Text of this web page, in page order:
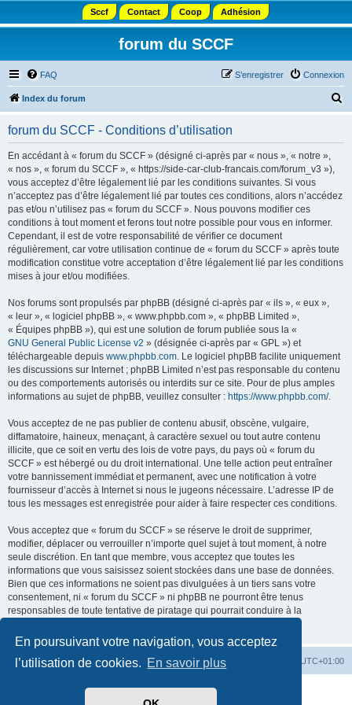
En poursuivant votre navigation, vous acceptez
l’utilisation de cookies. En savoir plus
Sccf Contact Coop Adhésion
forum du SCCF
FAQ Connexion
S’enregistrer
Index du forum
forum du SCCF - Conditions d’utilisation
En accédant à « forum du SCCF » (désigné ci-après par « nous », « notre »,
« nos », « forum du SCCF », « https://side-car-club-francais.com/forum_v3 »),
vous acceptez d’être légalement lié par les conditions suivantes. Si vous
n’acceptez pas d’être légalement lié par toutes ces conditions, alors n’accédez
pas et/ou n’utilisez pas « forum du SCCF ». Nous pouvons modifier ces
conditions à tout moment et ferons tout notre possible pour vous en informer.
Cependant, il est de votre responsabilité de vérifier ce document
régulièrement, car votre utilisation continue de « forum du SCCF » après toute
modification constitue votre acceptation d’être légalement lié par les conditions
mises à jour et/ou modifiées.
Nos forums sont propulsés par phpBB (désigné ci-après par « ils », « eux »,
« leur », « logiciel phpBB », « www.phpbb.com », « phpBB Limited »,
« Équipes phpBB »), qui est une solution de forum publiée sous la «
GNU General Public License v2 » (désignée ci-après par « GPL ») et
téléchargeable depuis www.phpbb.com. Le logiciel phpBB facilite uniquement
les discussions sur Internet ; phpBB Limited n’est pas responsable du contenu
ou des comportements autorisés ou interdits sur ce site. Pour de plus amples
informations au sujet de phpBB, veuillez consulter : https://www.phpbb.com/.
Vous acceptez de ne pas publier de contenu abusif, obscène, vulgaire,
diffamatoire, haineux, menaçant, à caractère sexuel ou tout autre contenu
illicite, que ce soit en vertu des lois de votre pays, du pays où « forum du
SCCF » est hébergé ou du droit international. Une telle action peut entraîner
votre bannissement immédiat et permanent, avec une notification à votre
fournisseur d’accès à Internet si nous le jugeons nécessaire. L’adresse IP de
tous les messages est enregistrée pour aider à faire respecter ces conditions.
Vous acceptez que « forum du SCCF » se réserve le droit de supprimer,
modifier, déplacer ou verrouiller n’importe quel sujet à tout moment, à notre
seule discrétion. En tant que membre, vous acceptez que toutes les
informations que vous saisissez soient stockées dans une base de données.
Bien que ces informations ne soient pas divulguées à un tiers sans votre
consentement, ni « forum du SCCF » ni phpBB ne pourront être tenus
responsables de toute tentative de piratage qui pourrait conduire à la
Index du forum UTC+01:00
Développé parphpBB® Forum Software © phpBB Limited
Traduit par